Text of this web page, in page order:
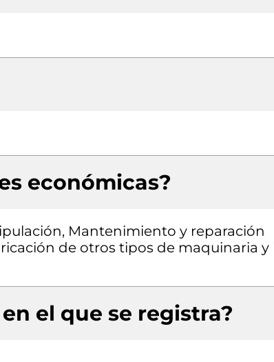
económicas?
Mantenimiento y reparación
de otros tipos de maquinaria y
el que se registra?